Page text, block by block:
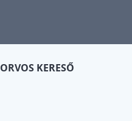
ORVOS KERESŐ